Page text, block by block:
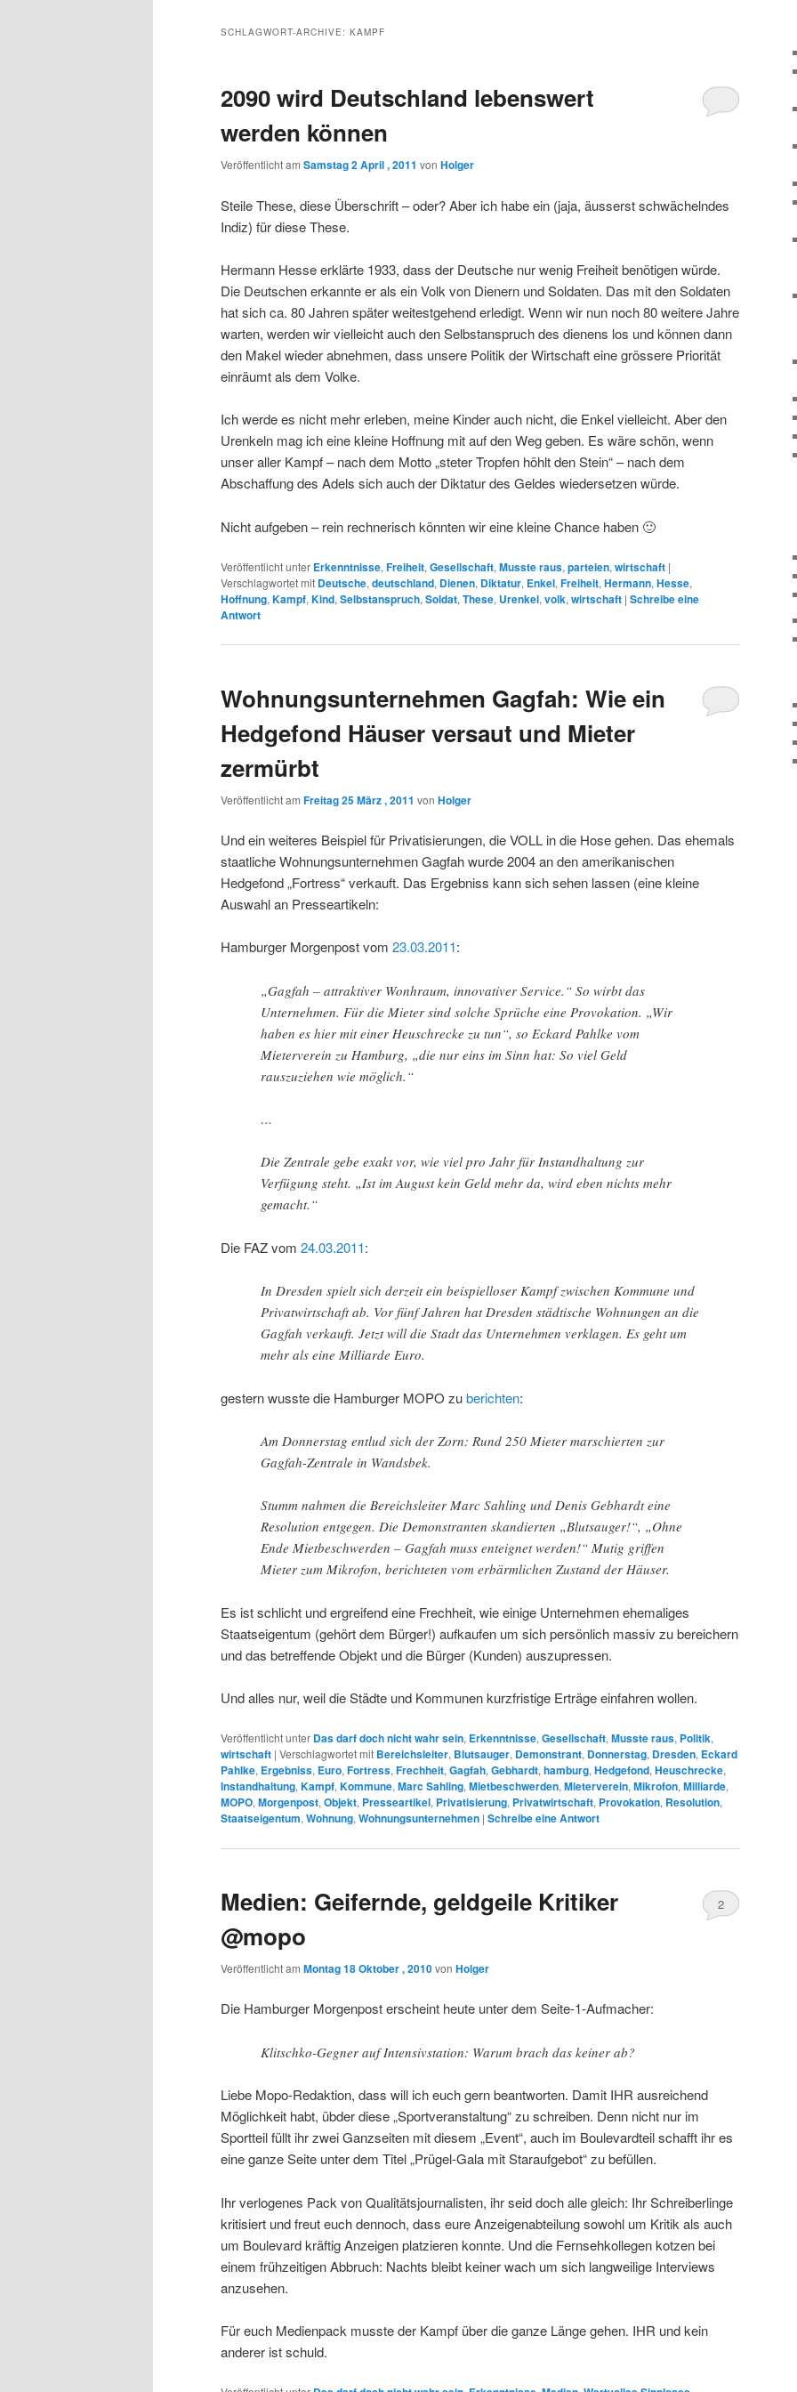
wechseln
SCHLAGWORT-ARCHIVE: KAMPF
2090 wird Deutschland lebenswert
werden können
Veröffentlicht am Samstag 2 April , 2011 von Holger
Steile These, diese Überschrift – oder? Aber ich habe ein (jaja, äusserst schwächelndes
Indiz) für diese These.
Hermann Hesse erklärte 1933, dass der Deutsche nur wenig Freiheit benötigen würde.
Die Deutschen erkannte er als ein Volk von Dienern und Soldaten. Das mit den Soldaten
hat sich ca. 80 Jahren später weitestgehend erledigt. Wenn wir nun noch 80 weitere Jahre
warten, werden wir vielleicht auch den Selbstanspruch des dienens los und können dann
den Makel wieder abnehmen, dass unsere Politik der Wirtschaft eine grössere Priorität
einräumt als dem Volke.
Ich werde es nicht mehr erleben, meine Kinder auch nicht, die Enkel vielleicht. Aber den
Urenkeln mag ich eine kleine Hoffnung mit auf den Weg geben. Es wäre schön, wenn
unser aller Kampf – nach dem Motto „steter Tropfen höhlt den Stein“ – nach dem
Abschaffung des Adels sich auch der Diktatur des Geldes wiedersetzen würde.
Nicht aufgeben – rein rechnerisch könnten wir eine kleine Chance haben 🙂
Veröffentlicht unter Erkenntnisse, Freiheit, Gesellschaft, Musste raus, parteien, wirtschaft |
Verschlagwortet mit Deutsche, deutschland, Dienen, Diktatur, Enkel, Freiheit, Hermann, Hesse,
Hoffnung, Kampf, Kind, Selbstanspruch, Soldat, These, Urenkel, volk, wirtschaft | Schreibe eine
Antwort
Wohnungsunternehmen Gagfah: Wie ein
Hedgefond Häuser versaut und Mieter
zermürbt
Veröffentlicht am Freitag 25 März , 2011 von Holger
Und ein weiteres Beispiel für Privatisierungen, die VOLL in die Hose gehen. Das ehemals
staatliche Wohnungsunternehmen Gagfah wurde 2004 an den amerikanischen
Hedgefond „Fortress“ verkauft. Das Ergebniss kann sich sehen lassen (eine kleine
Auswahl an Presseartikeln:
Hamburger Morgenpost vom 23.03.2011:
„Gagfah – attraktiver Wonhraum, innovativer Service.“ So wirbt das
Unternehmen. Für die Mieter sind solche Sprüche eine Provokation. „Wir
haben es hier mit einer Heuschrecke zu tun“, so Eckard Pahlke vom
Mieterverein zu Hamburg, „die nur eins im Sinn hat: So viel Geld
rauszuziehen wie möglich.“
…
Die Zentrale gebe exakt vor, wie viel pro Jahr für Instandhaltung zur
Verfügung steht. „Ist im August kein Geld mehr da, wird eben nichts mehr
gemacht.“
Die FAZ vom 24.03.2011:
In Dresden spielt sich derzeit ein beispielloser Kampf zwischen Kommune und
Privatwirtschaft ab. Vor fünf Jahren hat Dresden städtische Wohnungen an die
Gagfah verkauft. Jetzt will die Stadt das Unternehmen verklagen. Es geht um
mehr als eine Milliarde Euro.
gestern wusste die Hamburger MOPO zuberichten:
Am Donnerstag entlud sich der Zorn: Rund 250 Mieter marschierten zur
Gagfah-Zentrale in Wandsbek.
Stumm nahmen die Bereichsleiter Marc Sahling und Denis Gebhardt eine
Resolution entgegen. Die Demonstranten skandierten „Blutsauger!“, „Ohne
Ende Mietbeschwerden – Gagfah muss enteignet werden!“ Mutig griffen
Mieter zum Mikrofon, berichteten vom erbärmlichen Zustand der Häuser.
Es ist schlicht und ergreifend eine Frechheit, wie einige Unternehmen ehemaliges
Staatseigentum (gehört dem Bürger!) aufkaufen um sich persönlich massiv zu bereichern
und das betreffende Objekt und die Bürger (Kunden) auszupressen.
Und alles nur, weil die Städte und Kommunen kurzfristige Erträge einfahren wollen.
Veröffentlicht unter Das darf doch nicht wahr sein, Erkenntnisse,Gesellschaft,Musste raus, Politik,
wirtschaft | Verschlagwortet mit Bereichsleiter, Blutsauger, Demonstrant, Donnerstag, Dresden, Eckard
Pahlke, Ergebniss, Euro,Fortress,Frechheit,Gagfah,Gebhardt,hamburg,Hedgefond,Heuschrecke,
Instandhaltung,Kampf,Kommune,Marc Sahling,Mietbeschwerden,Mieterverein,Mikrofon,Milliarde,
MOPO,Morgenpost,Objekt, Presseartikel, Privatisierung, Privatwirtschaft, Provokation, Resolution,
Staatseigentum,Wohnung,Wohnungsunternehmen | Schreibe eine Antwort
Medien: Geifernde, geldgeile Kritiker
@mopo
Veröffentlicht am Montag 18 Oktober , 2010von Holger
2
Die Hamburger Morgenpost erscheint heute unter dem Seite-1-Aufmacher:
Klitschko-Gegner auf Intensivstation: Warum brach das keiner ab?
Liebe Mopo-Redaktion, dass will ich euch gern beantworten. Damit IHR ausreichend
Möglichkeit habt, übder diese „Sportveranstaltung“ zu schreiben. Denn nicht nur im
Sportteil füllt ihr zwei Ganzseiten mit diesem „Event“, auch im Boulevardteil schafft ihr es
eine ganze Seite unter dem Titel „Prügel-Gala mit Staraufgebot“ zu befüllen.
Ihr verlogenes Pack von Qualitätsjournalisten, ihr seid doch alle gleich: Ihr Schreiberlinge
kritisiert und freut euch dennoch, dass eure Anzeigenabteilung sowohl um Kritik als auch
um Boulevard kräftig Anzeigen platzieren konnte. Und die Fernsehkollegen kotzen bei
einem frühzeitigen Abbruch: Nachts bleibt keiner wach um sich langweilige Interviews
anzusehen.
Für euch Medienpack musste der Kampf über die ganze Länge gehen. IHR und kein
anderer ist schuld.